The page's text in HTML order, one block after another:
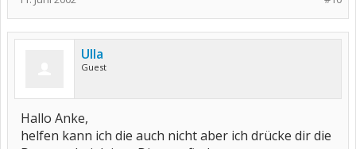
Ulla
Guest
Hallo Anke,
helfen kann ich die auch nicht aber ich drücke dir die